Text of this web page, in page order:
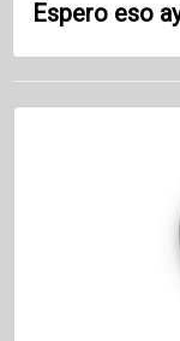
Espero eso